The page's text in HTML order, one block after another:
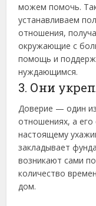
можем помочь.
устанавливаем
отношения,
окружающие с
помощь и
нуждающимся.
3. Они
Доверие — один
отношениях, а его
настоящему
закладывает
возникают сами
количество
дом.